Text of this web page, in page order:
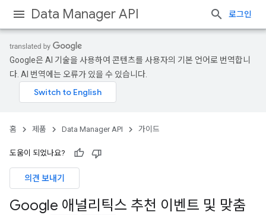
Data Manager API 로그인
Google은 AI 기술을 사용하여 콘텐츠를 사용자의 기본 언어로 번역합니
다. AI 번역에는 오류가 있을 수 있습니다.
홈 제품 Data Manager API 가이드
도움이 되었나요?
의견 보내기
Google 애널리틱스 추천 이벤트 및 맞춤